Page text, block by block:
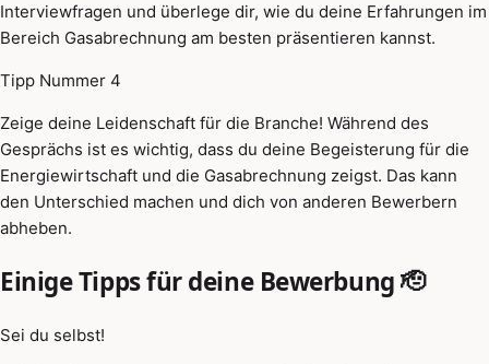
Interviewfragen und überlege dir, wie du deine Erfahrungen im
Bereich Gasabrechnung am besten präsentieren kannst.
Tipp Nummer 4
Zeige deine Leidenschaft für die Branche! Während des
Gesprächs ist es wichtig, dass du deine Begeisterung für die
Energiewirtschaft und die Gasabrechnung zeigst. Das kann
den Unterschied machen und dich von anderen Bewerbern
abheben.
Einige Tipps für deine Bewerbung 🫡
Sei du selbst!